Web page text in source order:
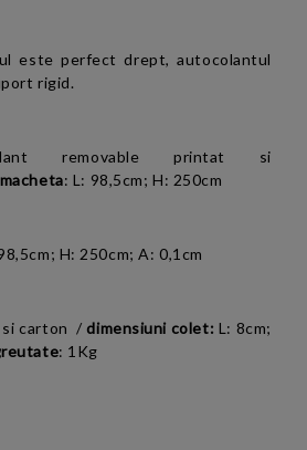
este perfect drept, autocolantul
rigid.
removable printat si
: L: 98,5cm; H: 250cm
H: 250cm; A: 0,1cm
si carton /dimensiuni colet: L: 8cm;
: 1Kg